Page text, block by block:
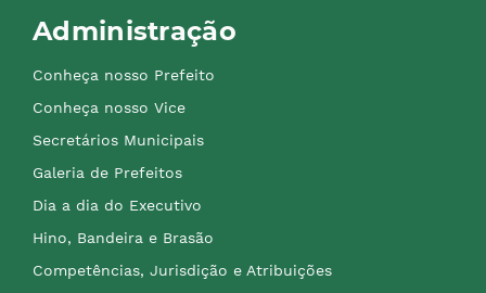
Administração
Conheça nosso Prefeito
Conheça nosso Vice
Secretários Municipais
Galeria de Prefeitos
Dia a dia do Executivo
Hino, Bandeira e Brasão
Competências, Jurisdição e Atribuições